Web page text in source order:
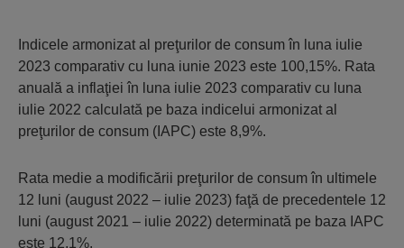
Indicele armonizat al preţurilor de consum în luna iulie
2023 comparativ cu luna iunie 2023 este 100,15%. Rata
anuală a inflaţiei în luna iulie 2023 comparativ cu luna
iulie 2022 calculată pe baza indicelui armonizat al
preţurilor de consum (IAPC) este 8,9%.
Rata medie a modificării preţurilor de consum în ultimele
12 luni (august 2022 – iulie 2023) faţă de precedentele 12
luni (august 2021 – iulie 2022) determinată pe baza IAPC
este 12,1%.